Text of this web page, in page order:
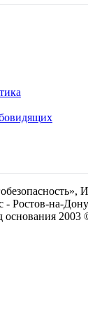
- Ростов-на-
основания 2003